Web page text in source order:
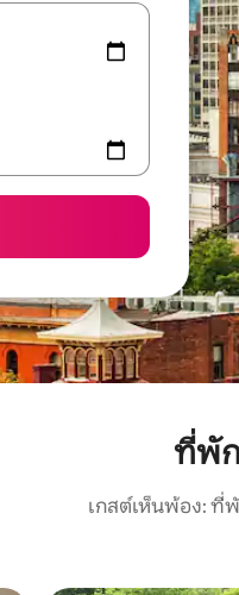
ที่พั
เกสต์เห็นพ้อง: ที่